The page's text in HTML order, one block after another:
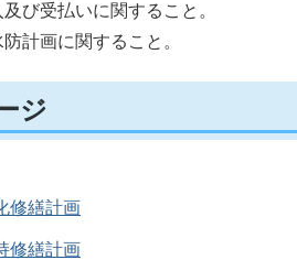
び受払いに関すること。
計画に関すること。
ジ
修繕計画
修繕計画